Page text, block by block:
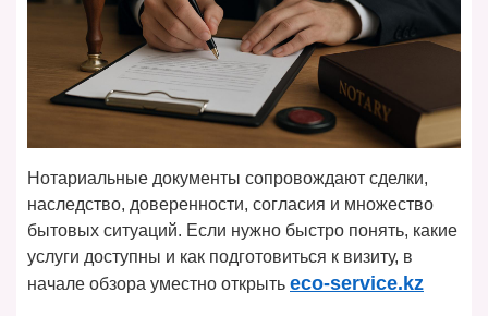
Нотариальные документы сопровождают сделки,
наследство, доверенности, согласия и множество
бытовых ситуаций. Если нужно быстро понять, какие
услуги доступны и как подготовиться к визиту, в
начале обзора уместно открыть eco-service.kz